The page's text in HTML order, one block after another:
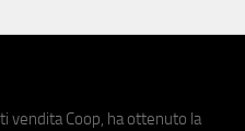
vendita Coop, ha ottenuto la